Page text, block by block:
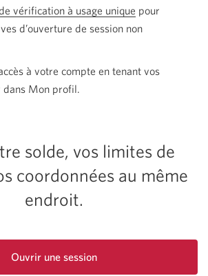
vérification à usage unique pour
d’ouverture de session non
à votre compte en tenant vos
dans Mon profil.
solde, vos limites de
coordonnées au même
endroit.
Ouvrir une session